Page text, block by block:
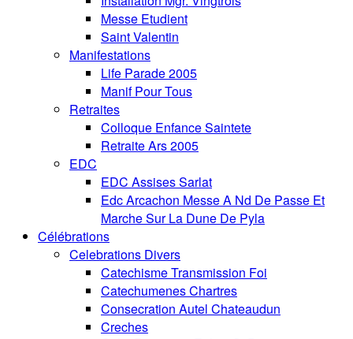
Messe Etudient
Saint Valentin
Manifestations
Life Parade 2005
Manif Pour Tous
Retraites
Colloque Enfance Saintete
Retraite Ars 2005
EDC
EDC Assises Sarlat
Edc Arcachon Messe A Nd De Passe Et
Marche Sur La Dune De Pyla
Célébrations
Celebrations Divers
Catechisme Transmission Foi
Catechumenes Chartres
Consecration Autel Chateaudun
Creches